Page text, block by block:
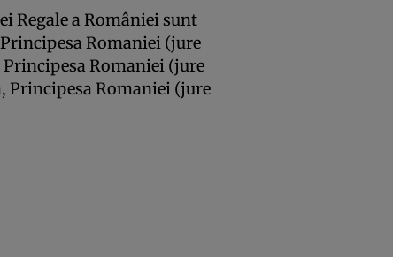
Regale a României sunt
Romaniei (jure
Principesa Romaniei (jure
Principesa Romaniei (jure